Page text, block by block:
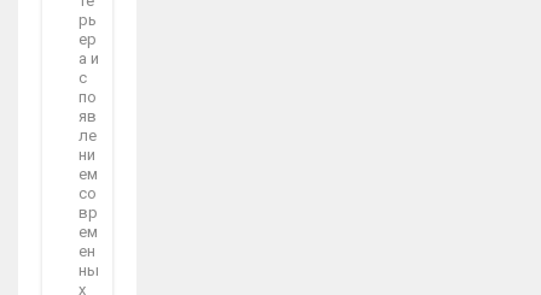
рь
ер
а и
с
по
яв
ле
ни
ем
со
вр
ем
ен
ны
х